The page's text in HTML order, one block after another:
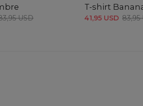
USD
T-shirt
41,95 USD 83,95